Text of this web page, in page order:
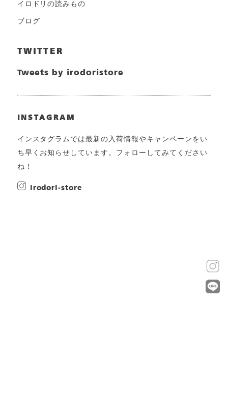
イロドリの読みもの
ブログ
TWITTER
Tweets by irodoristore
INSTAGRAM
インスタグラムでは最新の入荷情報やキャンペーンをい
ち早くお知らせしています。フォローしてみてください
ね！
irodori-store